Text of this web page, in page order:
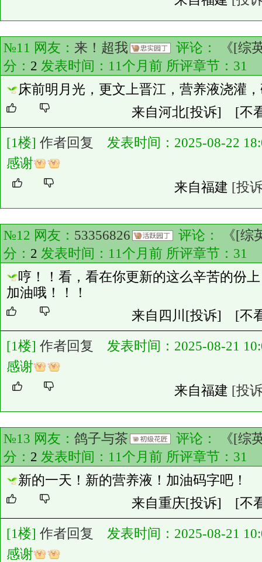
№11 网友： 来！超我 评论：
《[综
分： 2 发表时间：11个月前 所评章节： 31
床前明月光，更文上晋江，营养液浇灌
来自河北[投诉] [不
[1楼] 作者回复
发表时间：2025-08-22
感谢
来自福建 [投
№12 网友： 53356826 评论：
《[
分： 2 发表时间：11个月前 所评章节： 31
哼！！看，看在你更新的这么辛苦的份
加油哦！！！
来自四川 [投诉] [不
[1楼] 作者回复
发表时间：2025-08-21
感谢
来自福建 [投
№13 网友： 鸽子与茶 评论：
《[综
分： 2 发表时间：11个月前 所评章节： 31
新的一天！新的营养液！加油码字吧！
来自重庆[投诉] [不
[1楼] 作者回复
发表时间：2025-08-21
感谢